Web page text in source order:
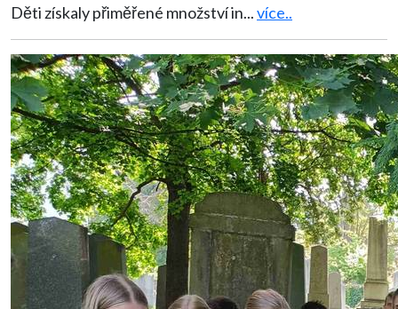
Děti získaly přiměřené množství in...více..